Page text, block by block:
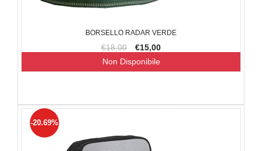
BORSELLO RADAR VERDE
€18,00 €15,00
Non Disponibile
-20.69%